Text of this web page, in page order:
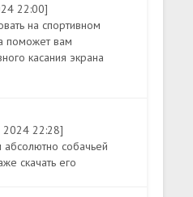
22:00]
на спортивном
поможет вам
касания экрана
2024 22:28]
собачьей
скачать его